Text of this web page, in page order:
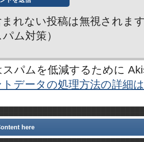
まれない投稿は無視されま
ム対策）
パムを低減するために
トデータの処理方法の詳細
here